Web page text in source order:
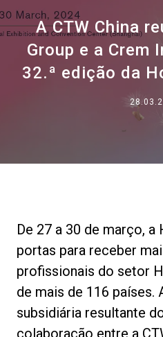
A CTW China
Group e a Crem
32.ª edição da
De 27 a 30 de março, a
portas para receber
profissionais do setor
de mais de 116 países.
subsidiária resultante
colaboração entre a
Our brands
Group
Nossos
Sustentabilidade
Connect